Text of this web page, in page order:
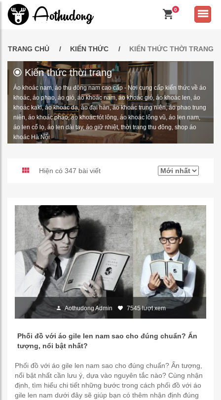
0
TRANG CHỦ KIẾN THỨC KIẾN THỨC THỜI TRANG
Kiến thức thời trang
Áo khoác nam, áo thu đông nam cao cấp - Nơi cung cấp kiến thức về áo
khoác, áo phao, áo gió, áo khoác nam, áo khoác gió, áo khoác len, áo
khoác kaki, áo khoác dạ, áo đại hàn, áo khoác trung niên, áo phao trung
niên, áo khoác phao, áo khoác lót lông, áo khoác lông vũ, áo len nam,
áo len cổ lọ, áo len dài tay, áo giữ nhiệt, thời trang thu đông, shop áo
khoác Hà Nội
Hiện có 347 bài viết
Aothudong Admin 7545 lượt xem
Phối đồ với áo gile len nam sao cho đúng chuẩn? Ấn
tượng, nổi bật nhất?
Phối đồ với áo gile len nam sao cho đúng chuẩn? Ấn tượng,
nổi bật nhất cần lưu ý, dựa vào nguyên tắc nào? Cùng nhận
định, tìm hiểu chi tiết những bước trong cách phối đồ với áo
gile len nam dưới đây sẽ giúp bạn có thêm nhận định đúng